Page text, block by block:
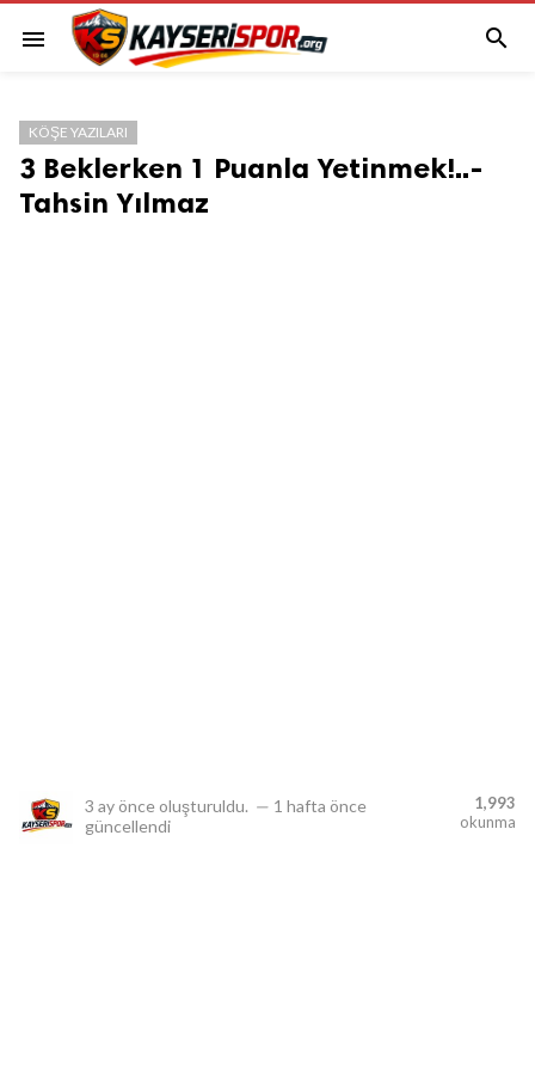
menu 
KÖŞE YAZILARI
3 Beklerken 1 Puanla Yetinmek!..-
Tahsin Yılmaz
3 ay önce oluşturuldu. — 1 hafta önce
güncellendi
1,993
okunma